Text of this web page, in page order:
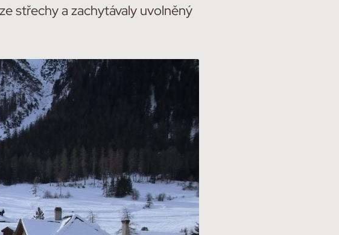
střechy a zachytávaly uvolněný